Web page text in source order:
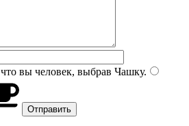
вы человек, выбрав Чашку.